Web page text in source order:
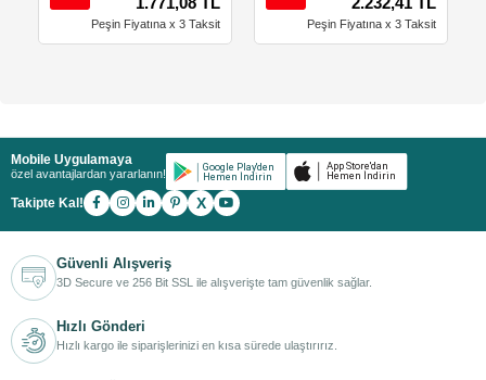
Peşin Fiyatına x 3 Taksit Peşin Fiyatına x 3 Taksit
Mobile Uygulamaya
özel avantajlardan yararlanın!
Takipte Kal! X
Güvenli Alışveriş
3D Secure ve 256 Bit SSL ile alışverişte tam güvenlik sağlar.
Hızlı Gönderi
Hızlı kargo ile siparişlerinizi en kısa sürede ulaştırırız.